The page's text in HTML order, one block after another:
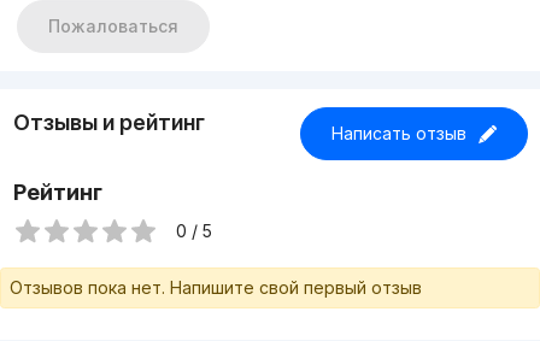
Пожаловаться
Отзывы и рейтинг Написать отзыв
Рейтинг
0 / 5
Отзывов пока нет. Напишите свой первый отзыв